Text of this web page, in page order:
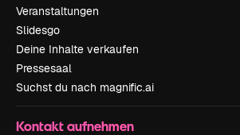
Veranstaltungen
Slidesgo
Deine Inhalte verkaufen
Pressesaal
Suchst du nach magnific.ai
Kontakt aufnehmen